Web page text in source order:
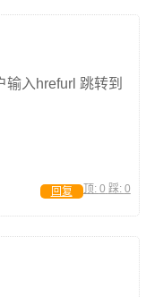
入hrefurl 跳转到
顶: 0 踩: 0
回复